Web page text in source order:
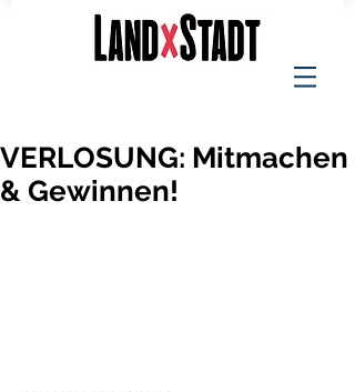
VERLOSUNG: Mitmachen
& Gewinnen!